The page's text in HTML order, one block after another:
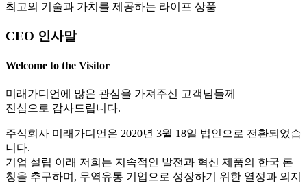
최고의 기술과 가치를 제공하는 라이프 상품
CEO 인사말
Welcome to the Visitor
미래가디언에 많은 관심을 가져주신 고객님들께
진심으로 감사드립니다.
주식회사 미래가디언은 2020년 3월 18일 법인으로 전환되었습
니다.
기업 설립 이래 저희는 지속적인 발전과 혁신 제품의 한국 론
칭을 추구하며, 무역유통 기업으로 성장하기 위한 열정과 의지